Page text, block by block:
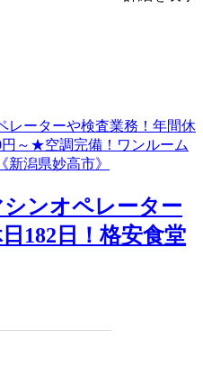
ンオペレーター
182日！格安食堂